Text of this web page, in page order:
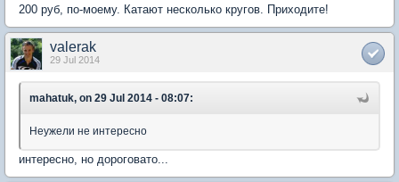
200 руб, по-моему. Катают несколько кругов. Приходите!
valerak
29 Jul 2014
mahatuk, on 29 Jul 2014 - 08:07:
Неужели не интересно
интересно, но дороговато...